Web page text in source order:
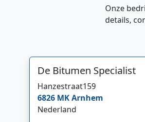
Onze
details,
De Bitumen Specialist
Hanzestraat159
6826 MKArnhem
Nederland